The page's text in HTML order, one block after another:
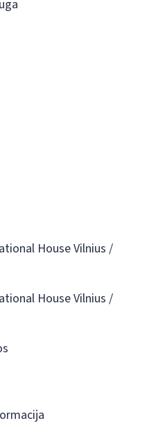
House Vilnius /
House Vilnius /